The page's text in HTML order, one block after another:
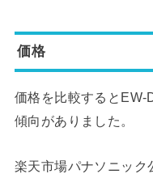
価格
価格を比較するとEW-
傾向がありました。
楽天市場パナソニック